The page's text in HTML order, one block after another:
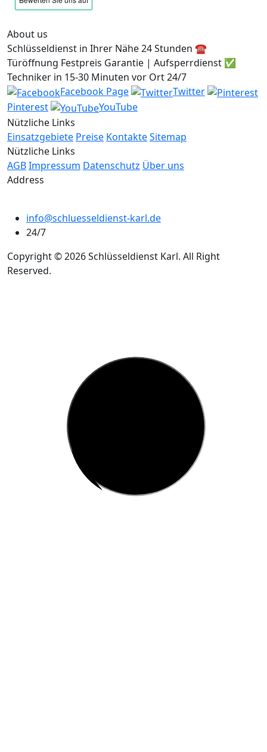
About us
Schlüsseldienst in Ihrer Nähe 24 Stunden ☎️
Türöffnung Festpreis Garantie | Aufsperrdienst ✅
Techniker in 15-30 Minuten vor Ort 24/7
Facebook Page
Twitter
Pinterest
YouTube
Nützliche Links
Einsatzgebiete Preise KontakteSitemap
Nützliche Links
AGBImpressum Datenschutz Über uns
Address
info@schluesseldienst-karl.de
24/7
Copyright © 2026 Schlüsseldienst Karl. All Right
Reserved.